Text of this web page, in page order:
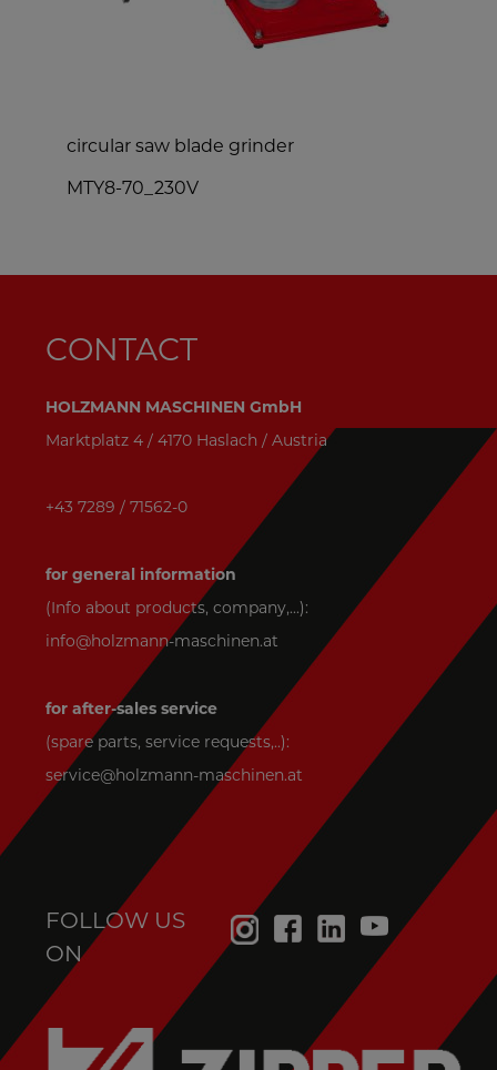
circular saw blade grinder
MTY8-70_230V
CONTACT
HOLZMANN MASCHINEN GmbH
Marktplatz 4 / 4170 Haslach / Austria
+43 7289 / 71562-0
for general information
(Info about products, company,...):
info@holzmann-maschinen.at
for after-sales service
(spare parts, service requests,..):
service@holzmann-maschinen.at
FOLLOW US
ON